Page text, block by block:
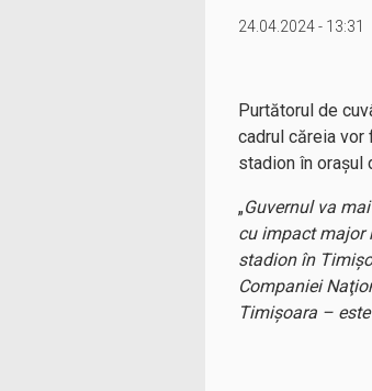
24.04.2024 - 13:31
Purtătorul de
cadrul căreia vor
stadion în oraşul
„Guvernul va
cu impact major
stadion în
Companiei
Timişoara –